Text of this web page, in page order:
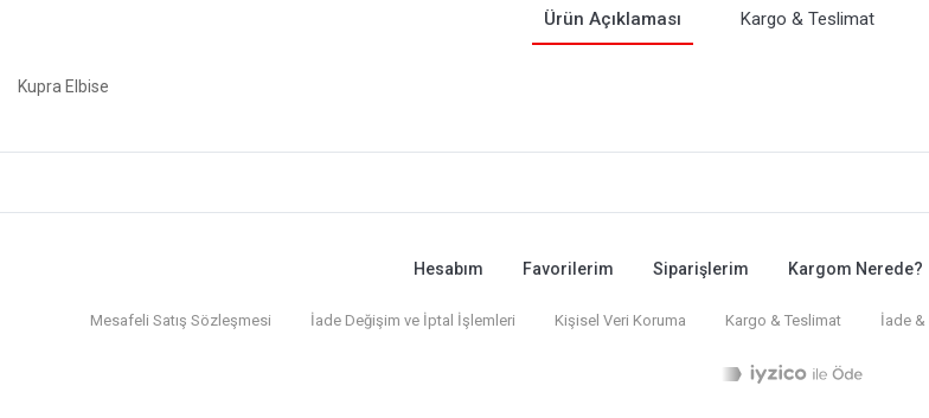
Ürün Açıklaması Kargo & Teslimat
Kupra Elbise
Hesabım Favorilerim Siparişlerim Kargom Nerede?
Mesafeli Satış Sözleşmesi İade Değişim ve İptal İşlemleri Kişisel Veri Koruma Kargo & Teslimat İade &